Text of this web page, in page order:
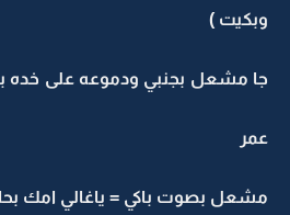
وبكيت )
جا مشعل بجنبي ودموعه على
عمر
مشعل بصوت باكي = ياغالي امك